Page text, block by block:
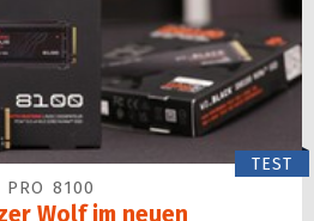
TEST
PRO 8100
Wolf im neuen